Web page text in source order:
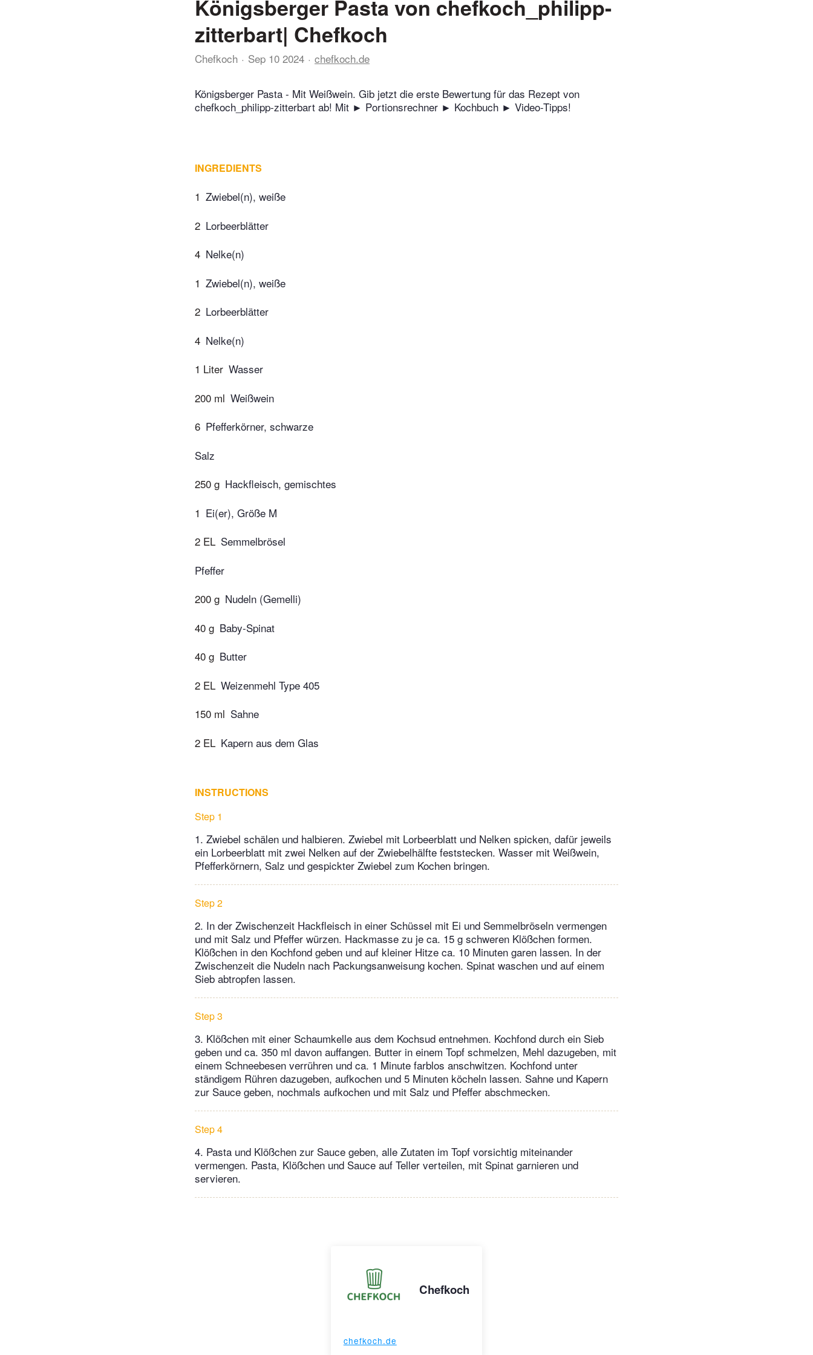
Königsberger Pasta von chefkoch_philipp-
zitterbart| Chefkoch
Chefkoch Sep 10 2024 chefkoch.de
Königsberger Pasta - Mit Weißwein. Gib jetzt die erste Bewertung für das Rezept von
chefkoch_philipp-zitterbart ab! Mit ► Portionsrechner ► Kochbuch ► Video-Tipps!
INGREDIENTS
1 Zwiebel(n), weiße
2 Lorbeerblätter
4 Nelke(n)
1 Zwiebel(n), weiße
2 Lorbeerblätter
4 Nelke(n)
1 Liter Wasser
200 ml Weißwein
6 Pfefferkörner, schwarze
Salz
250 g Hackfleisch, gemischtes
1 Ei(er), Größe M
2 EL Semmelbrösel
Pfeffer
200 g Nudeln (Gemelli)
40 g Baby-Spinat
40 g Butter
2 EL Weizenmehl Type 405
150 ml Sahne
2 EL Kapern aus dem Glas
INSTRUCTIONS
Step 1
1. Zwiebel schälen und halbieren. Zwiebel mit Lorbeerblatt und Nelken spicken, dafür jeweils
ein Lorbeerblatt mit zwei Nelken auf der Zwiebelhälfte feststecken. Wasser mit Weißwein,
Pfefferkörnern, Salz und gespickter Zwiebel zum Kochen bringen.
Step 2
2. In der Zwischenzeit Hackfleisch in einer Schüssel mit Ei und Semmelbröseln vermengen
und mit Salz und Pfeffer würzen. Hackmasse zu je ca. 15 g schweren Klößchen formen.
Klößchen in den Kochfond geben und auf kleiner Hitze ca. 10 Minuten garen lassen. In der
Zwischenzeit die Nudeln nach Packungsanweisung kochen. Spinat waschen und auf einem
Sieb abtropfen lassen.
Step 3
3. Klößchen mit einer Schaumkelle aus dem Kochsud entnehmen. Kochfond durch ein Sieb
geben und ca. 350 ml davon auffangen. Butter in einem Topf schmelzen, Mehl dazugeben, mit
einem Schneebesen verrühren und ca. 1 Minute farblos anschwitzen. Kochfond unter
ständigem Rühren dazugeben, aufkochen und 5 Minuten köcheln lassen. Sahne und Kapern
zur Sauce geben, nochmals aufkochen und mit Salz und Pfeffer abschmecken.
Step 4
4. Pasta und Klößchen zur Sauce geben, alle Zutaten im Topf vorsichtig miteinander
vermengen. Pasta, Klößchen und Sauce auf Teller verteilen, mit Spinat garnieren und
servieren.
Chefkoch
chefkoch.de